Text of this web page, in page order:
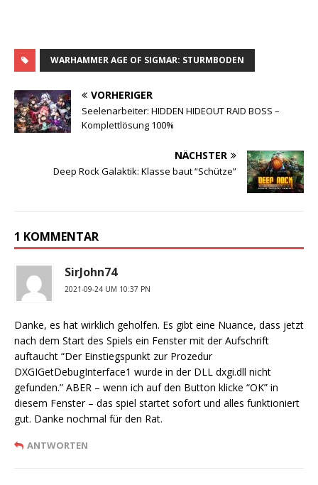
WARHAMMER AGE OF SIGMAR: STURMBODEN
VORHERIGER
Seelenarbeiter: HIDDEN HIDEOUT RAID BOSS –
Komplettlösung 100%
NÄCHSTER
Deep Rock Galaktik: Klasse baut “Schütze”
1 KOMMENTAR
SirJohn74
2021-09-24 UM 10:37 PN
Danke, es hat wirklich geholfen. Es gibt eine Nuance, dass jetzt
nach dem Start des Spiels ein Fenster mit der Aufschrift
auftaucht “Der Einstiegspunkt zur Prozedur
DXGIGetDebugInterface1 wurde in der DLL dxgi.dll nicht
gefunden.” ABER – wenn ich auf den Button klicke “OK” in
diesem Fenster – das spiel startet sofort und alles funktioniert
gut. Danke nochmal für den Rat.
ANTWORTEN